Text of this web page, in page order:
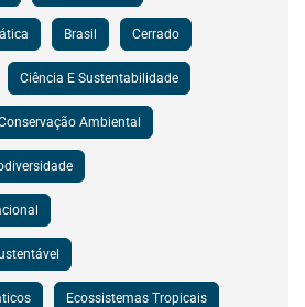
Brasil Cerrado
Ciência E Sustentabilidade
Ambiental
Ecossistemas Tropicais